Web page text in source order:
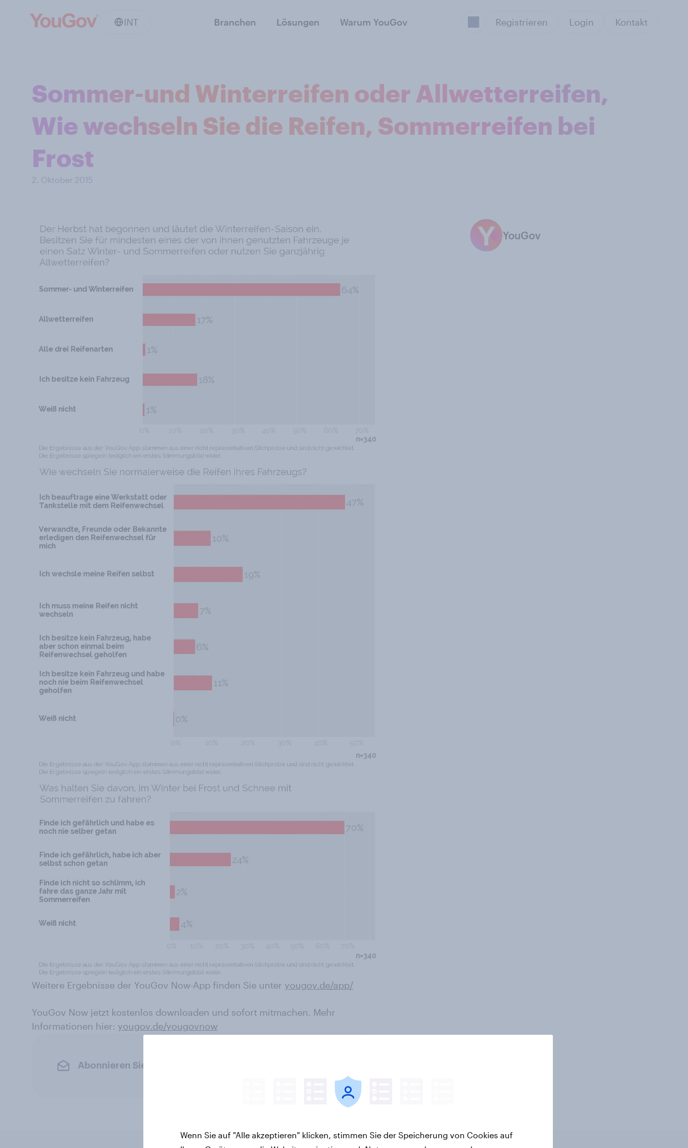
INT Branchen Lösungen Warum YouGov Registrieren Login Kontakt
Sommer-und Winterreifen oder Allwetterreifen,
Wie wechseln Sie die Reifen, Sommerreifen bei
Frost
2. Oktober 2015
Weitere Ergebnisse der YouGov Now-App finden Sie unter yougov.de/app/
YouGov Now jetzt kostenlos downloaden und sofort mitmachen. Mehr
Informationen hier: yougov.de/yougovnow
Abonnieren Sie den YouGov-Newsletter
YouGov
Wenn Sie auf "Alle akzeptieren" klicken, stimmen Sie der Speicherung von Cookies auf